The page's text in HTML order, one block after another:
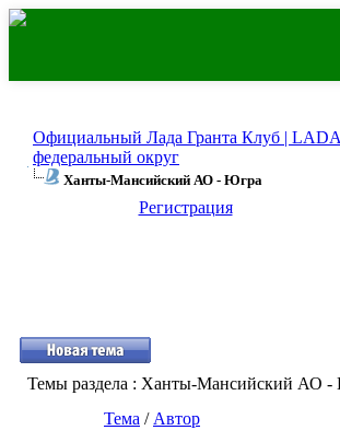
Официальный Лада Гранта Клуб |
федеральный округ
Ханты-Мансийский АО - Югра
Регистрация
Темы раздела : Ханты-Мансийский АО -
Тема / Автор